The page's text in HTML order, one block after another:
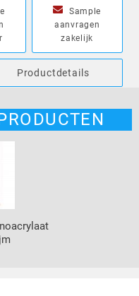
Sample
aanvragen
zakelijk
Productdetails